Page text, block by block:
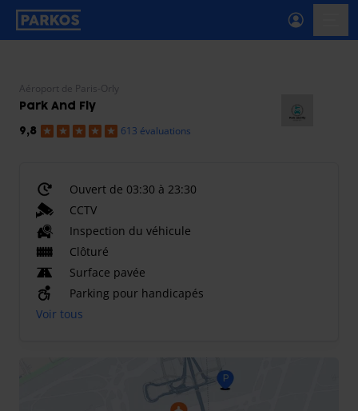
étiquette-de-navigation-principale
Aéroport de Paris-Orly
Park And Fly
9,8 613 évaluations
Ouvert de 03:30 à 23:30
CCTV
Inspection du véhicule
Clôturé
Surface pavée
Parking pour handicapés
Voir tous